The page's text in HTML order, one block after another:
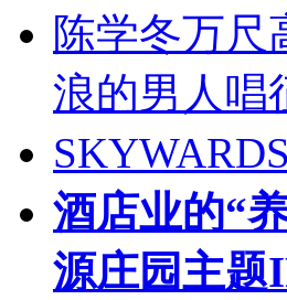
陈学冬万尺
浪的男人唱
酒店业的“
源庄园主题